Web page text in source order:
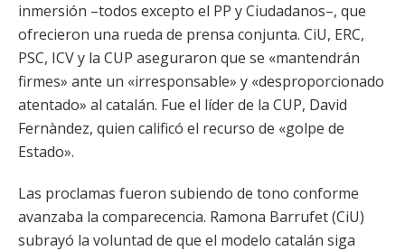
inmersión –todos excepto el PP y Ciudadanos–, que
ofrecieron una rueda de prensa conjunta. CiU, ERC,
PSC, ICV y la CUP aseguraron que se «mantendrán
firmes» ante un «irresponsable» y «desproporcionado
atentado» al catalán. Fue el líder de la CUP, David
Fernàndez, quien calificó el recurso de «golpe de
Estado».
Las proclamas fueron subiendo de tono conforme
avanzaba la comparecencia. Ramona Barrufet (CiU)
subrayó la voluntad de que el modelo catalán siga